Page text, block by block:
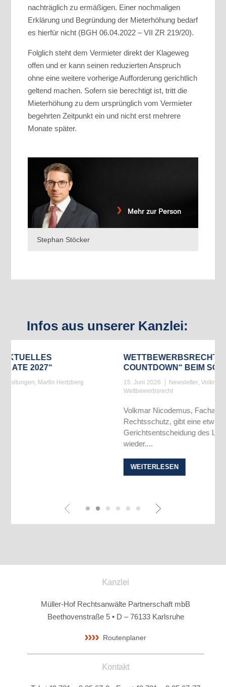
nachträglich zu ermäßigen. Einer nochmaligen
Erklärung und Begründung der Mieterhöhung bedarf
es hierfür nicht (BGH 06.04.2022 – VII ZR 219/20).
Folglich steht dem Vermieter direkt der Klageweg
offen und er kann seinen reduzierten Anspruch
ohne eine weitere vorherige Aufforderung gerichtlich
geltend machen. Sofern sie berechtigt ist, tritt die
Mieterhöhung zu dem ursprünglich vom Vermieter
begehrten Zeitpunkt ein und nicht erst mehrere
Monate später.
Mehr zur Person
Stephan Stöcker
Infos aus unserer Kanzlei:
WETTBEWERBSRECHT: „THE FINAL
COUNTDOWN“ BEIM SONDERANGEBOT
15. Juni 2026 Volkmar Nicodemus,
Volkmar Nicodemus, Fachanwalt für gewerblichen
Rechtsschutz, gibt eine etwas überraschende
Gerichtsentscheidung des LG Deggendorf
Kanzlei
Müller-Hof Rechtsanwälte Partnerschaft mbB
Beethovenstraße 5 • D – 76133 Karlsruhe
Routenplaner
Kontakt